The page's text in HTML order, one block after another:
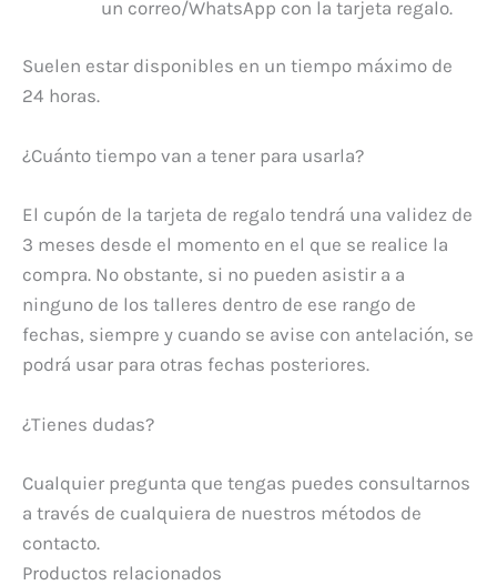
un correo/WhatsApp con la tarjeta regalo.
Suelen estar disponibles en un tiempo máximo de
24 horas.
¿Cuánto tiempo van a tener para usarla?
El cupón de la tarjeta de regalo tendrá una validez de
3 meses desde el momento en el que se realice la
compra. No obstante, si no pueden asistir a a
ninguno de los talleres dentro de ese rango de
fechas, siempre y cuando se avise con antelación, se
podrá usar para otras fechas posteriores.
¿Tienes dudas?
Cualquier pregunta que tengas puedes consultarnos
a través de cualquiera de nuestros métodos de
contacto.
Productos relacionados